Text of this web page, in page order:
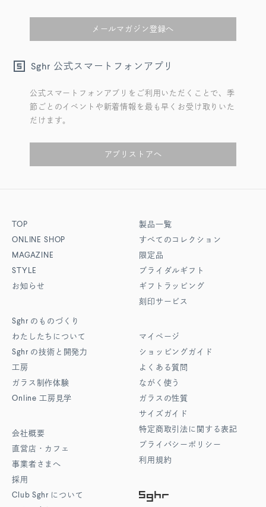
メールマガジン登録へ
Sghr 公式スマートフォンアプリ
公式スマートフォンアプリをご利用いただくことで、季
節ごとのイベントや新着情報を最も早くお受け取りいた
だけます。
アプリストアへ
TOP
ONLINE SHOP
MAGAZINE
STYLE
お知らせ
Sghr のものづくり
わたしたちについて
Sghr の技術と開発力
工房
ガラス制作体験
Online 工房見学
会社概要
直営店・カフェ
事業者さまへ
採用
Club Sghr について
製品一覧
すべてのコレクション
限定品
ブライダルギフト
ギフトラッピング
刻印サービス
マイページ
ショッピングガイド
よくある質問
ながく使う
ガラスの性質
サイズガイド
特定商取引法に関する表記
プライバシーポリシー
利用規約